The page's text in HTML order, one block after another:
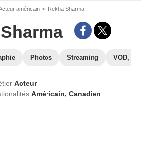
américain Rekha Sharma
Photos Streaming VOD,
Acteur
Américain, Canadien